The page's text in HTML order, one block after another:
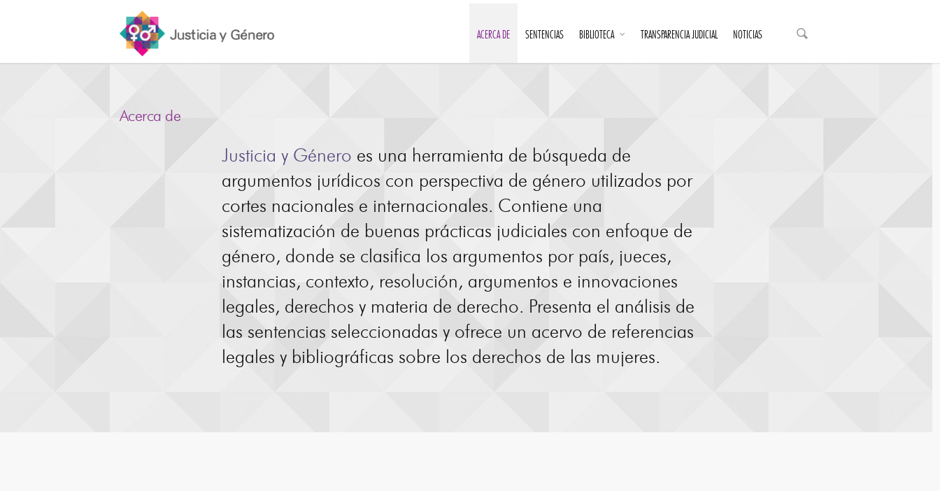
ACERCA DE SENTENCIAS BIBLIOTECA TRANSPARENCIA JUDICIAL NOTICIAS
Acerca de
Justicia y Género es una herramienta de búsqueda de
argumentos jurídicos con perspectiva de género utilizados por
cortes nacionales e internacionales. Contiene una
sistematización de buenas prácticas judiciales con enfoque de
género, donde se clasifica los argumentos por país, jueces,
instancias, contexto, resolución, argumentos e innovaciones
legales, derechos y materia de derecho. Presenta el análisis de
las sentencias seleccionadas y ofrece un acervo de referencias
legales y bibliográficas sobre los derechos de las mujeres.